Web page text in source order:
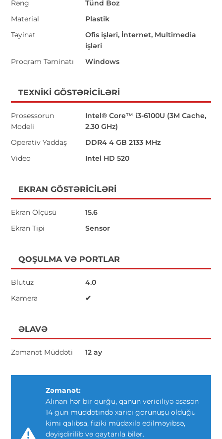
Rəng
Tünd Boz
Material
Plastik
Təyinat
Ofis işləri, İnternet, Multimedia
işləri
Proqram Təminatı
Windows
TEXNIKI GÖSTƏRICILƏRI
Prosessorun
Modeli
Intel® Core™ i3-6100U (3M Cache,
2.30 GHz)
Operativ Yaddaş
DDR4 4 GB 2133 MHz
Video
Intel HD 520
EKRAN GÖSTƏRICILƏRI
Ekran Ölçüsü
15.6
Ekran Tipi
Sensor
QOŞULMA VƏ PORTLAR
Blutuz
4.0
Kamera
✔
ƏLAVƏ
Zəmanət Müddəti 12 ay
Zəmanət:
Alınan hər bir qurğu, qanun vericiliyə əsasən
14 gün müddətində xarici görünüşü olduğu
kimi qalıbsa, fiziki müdaxilə edilməyibsə,
dəyişdirilib və qaytarıla bilər.